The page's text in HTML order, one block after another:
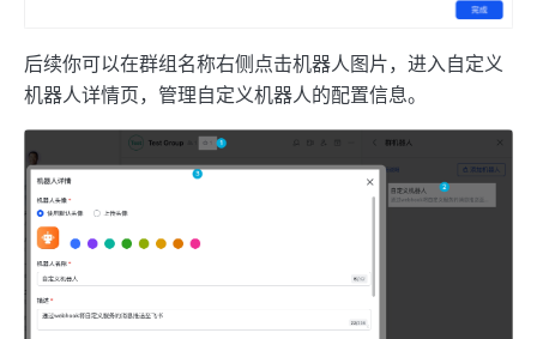
后续你可以在群组名称右侧点击机器人图片，进入自定义
机器人详情页，管理自定义机器人的配置信息。